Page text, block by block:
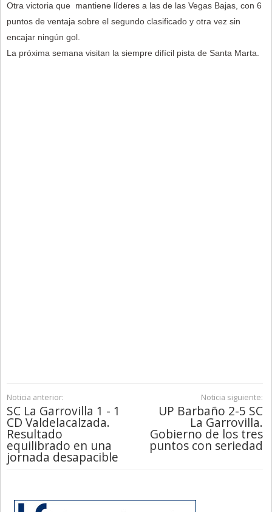
Otra victoria que mantiene líderes a las de las Vegas Bajas, con 6
puntos de ventaja sobre el segundo clasificado y otra vez sin
encajar ningún gol.
La próxima semana visitan la siempre difícil pista de Santa Marta.
Noticia anterior:
SC La Garrovilla 1 - 1
CD Valdelacalzada.
Resultado
equilibrado en una
jornada desapacible
Noticia siguiente:
UP Barbaño 2-5 SC
La Garrovilla.
Gobierno de los tres
puntos con seriedad